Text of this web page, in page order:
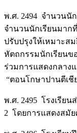
พ.ศ. 2494 จำนวนนั
จำนวนนักเรียนมา
ปรับปรุงให้เหมาะส
หัตถกรรมนักเรียนข
ร่วมการแสดงกลาง
“ตอนโกษาปานตีเชี
พ.ศ. 2495 โรงเรียน
2 โดยการแสดงสมั